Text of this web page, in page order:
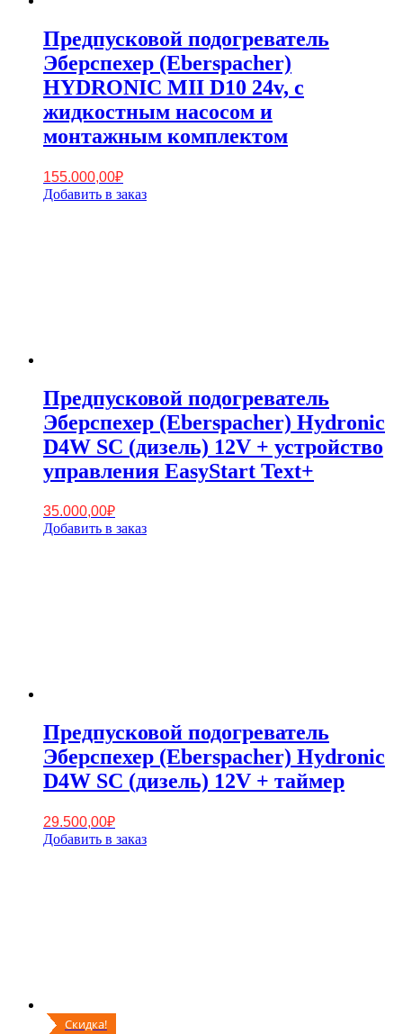
Предпусковой подогреватель
Эберспехер (Eberspacher)
HYDRONIC MII D10 24v, с
жидкостным насосом и
монтажным комплектом
155.000,00₽
Добавить в заказ
Предпусковой подогреватель
Эберспехер (Eberspacher) Hydronic
D4W SC (дизель) 12V + устройство
управления EasyStart Text+
35.000,00₽
Добавить в заказ
Предпусковой подогреватель
Эберспехер (Eberspacher) Hydronic
D4W SC (дизель) 12V + таймер
29.500,00₽
Добавить в заказ
Скидка!